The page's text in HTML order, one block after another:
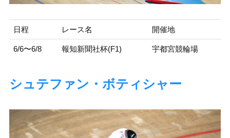
日程 レース名 開催地
6/6〜6/8 報知新聞社杯(F1) 宇都宮競輪場
シュテファン・ボティシャー